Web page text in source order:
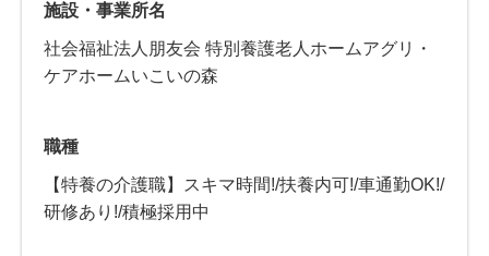
施設・事業所名
社会福祉法人朋友会 特別養護老人ホームアグリ・
ケアホームいこいの森
職種
【特養の介護職】スキマ時間!/扶養内可!/車通勤OK!/
研修あり!/積極採用中